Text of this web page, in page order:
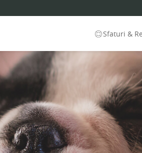
Sfaturi &